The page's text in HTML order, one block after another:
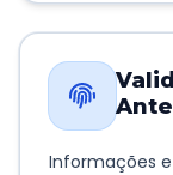
Informações